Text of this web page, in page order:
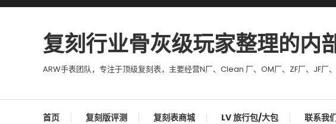
Skip To Content
复刻行业骨灰级玩家整理的内
ARW手表团队，专注于顶级复刻表，主要经营N厂、Clean 厂、OM厂、ZF厂、JF厂
首页 复刻版评测 复刻表商城 LV 旅行包/大包 联系我